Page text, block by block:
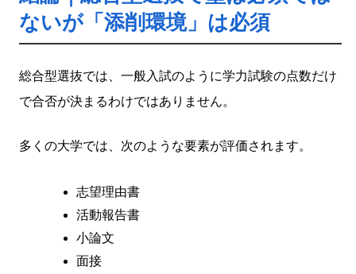
ないが「添削環境」は必須
総合型選抜では、一般入試のように学力試験の点数だけ
で合否が決まるわけではありません。
多くの大学では、次のような要素が評価されます。
志望理由書
活動報告書
小論文
面接